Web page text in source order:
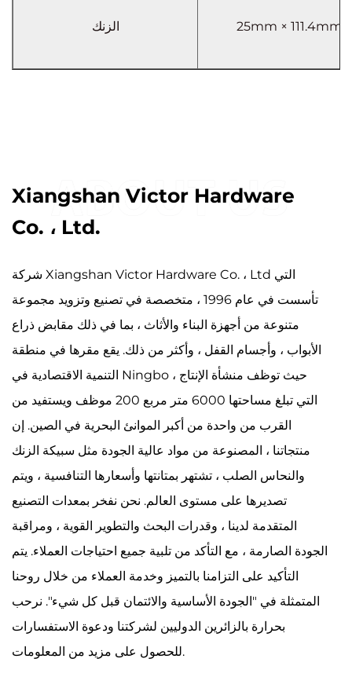
الزنك 25mm × 111.4mm
Xiangshan Victor Hardware
Co. ، Ltd.
شركة Xiangshan Victor Hardware Co. ، Ltd التي
تأسست في عام 1996 ، متخصصة في تصنيع وتزويد مجموعة
متنوعة من أجهزة البناء والأثاث ، بما في ذلك مقابض ذراع
الأبواب ، وأجسام القفل ، وأكثر من ذلك. يقع مقرها في منطقة
التنمية الاقتصادية في Ningbo ، حيث توظف منشأة الإنتاج
التي تبلغ مساحتها 6000 متر مربع 200 موظف ويستفيد من
القرب من واحدة من أكبر الموانئ البحرية في الصين. إن
منتجاتنا ، المصنوعة من مواد عالية الجودة مثل سبيكة الزنك
والنحاس الصلب ، تشتهر بمتانتها وأسعارها التنافسية ، ويتم
تصديرها على مستوى العالم. نحن نفخر بمعدات التصنيع
المتقدمة لدينا ، وقدرات البحث والتطوير القوية ، ومراقبة
الجودة الصارمة ، مع التأكد من تلبية جميع احتياجات العملاء. يتم
التأكيد على التزامنا بالتميز وخدمة العملاء من خلال روحنا
المتمثلة في "الجودة الأساسية والائتمان قبل كل شيء". نرحب
بحرارة بالزائرين الدوليين لشركتنا ودعوة الاستفسارات
للحصول على مزيد من المعلومات.